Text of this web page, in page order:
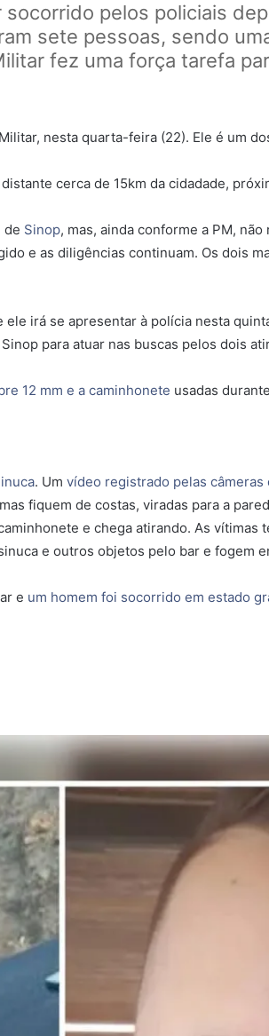
pelos policiais
sete pessoas, sendo
fez uma força tarefa
nesta quarta-feira (22). Ele é um
cerca de 15km da cidadade,
de Sinop, mas, ainda conforme a PM,
e as diligências continuam. Os dois
irá se apresentar à polícia nesta
para atuar nas buscas pelos dois
12 mm e a caminhonete usadas
. Um vídeo registrado pelas câmeras
fiquem de costas, viradas para a
e chega atirando. As
e outros objetos pelo bar e fogem
e um homem foi socorrido em estado